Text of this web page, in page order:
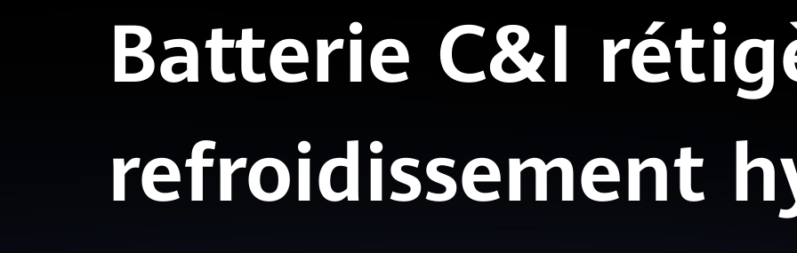
FusionSolarBatterie C&I
refroidissement